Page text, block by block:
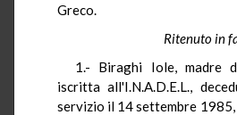
Greco.
Ritenuto in
1.- Biraghi Iole, madre
iscritta all'I.N.A.D.E.L.,
servizio il 14 settembre